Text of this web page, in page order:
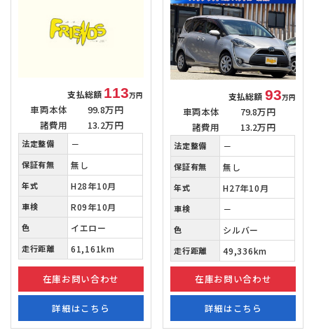
支払総額 113万円
車両本体
99.8万円
諸費用
13.2万円
法定整備 －
保証有無 無し
年式 H28年10月
車検 R09年10月
色 イエロー
走行距離 61,161km
在庫お問い合わせ
詳細はこちら
支払総額 93万円
車両本体
79.8万円
諸費用
13.2万円
法定整備 －
保証有無 無し
年式 H27年10月
車検 －
色 シルバー
走行距離 49,336km
在庫お問い合わせ
詳細はこちら